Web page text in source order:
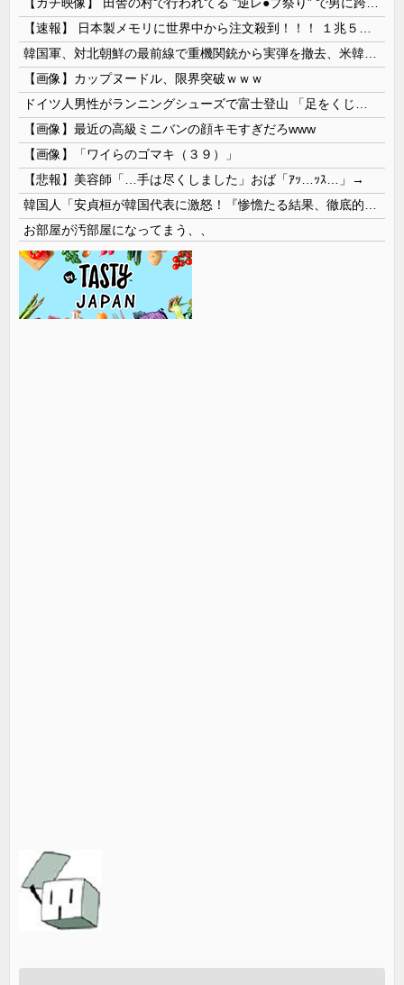
【画像】カップヌードル、限界突破ｗｗｗ
【画像】最近の高級ミニバンの顔キモすぎだろwww
【画像】「ワイらのゴマキ（３９）」
【悲報】美容師「…手は尽くしました」おば「ｱｯ…ｯｽ…」→
お部屋が汚部屋になってまう、、